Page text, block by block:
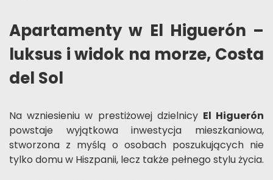
Apartamenty w El Higuerón –
luksus i widok na morze, Costa
del Sol
Na wzniesieniu w prestiżowej dzielnicy El Higuerón
powstaje wyjątkowa inwestycja mieszkaniowa,
stworzona z myślą o osobach poszukujących nie
tylko domu w Hiszpanii, lecz także pełnego stylu życia.